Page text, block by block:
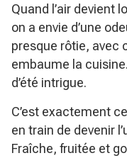
Quand l’air devient
on a envie d’une
presque rôtie, avec
embaume la
d’été intrigue.
C’est exactement
en train de devenir
Fraîche, fruitée et